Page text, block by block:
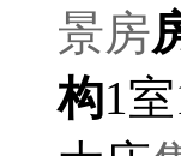
景房
构1